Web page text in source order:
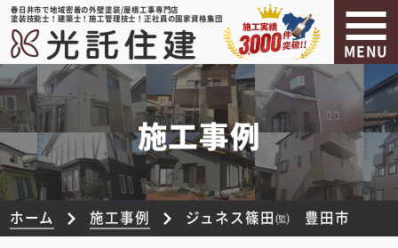
春日井市で地域密着の外壁塗装/屋根工事専門店
塗装技能士！建築士！施工管理技士！正社員の国家資格集団
MENU
施工事例
ホーム 施工事例 ジュネス篠田㈼ 豊田市